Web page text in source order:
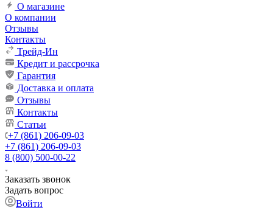
О магазине
О компании
Отзывы
Контакты
Трейд-Ин
Кредит и рассрочка
Гарантия
Доставка и оплата
Отзывы
Контакты
Статьи
+7 (861) 206-09-03
+7 (861) 206-09-03
8 (800) 500-00-22
Заказать звонок
Задать вопрос
Войти